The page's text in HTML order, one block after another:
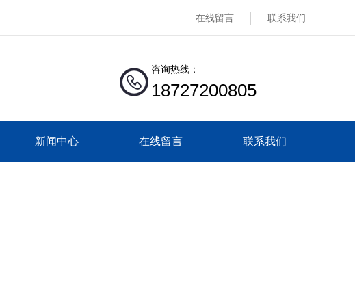
在线留言 联系我们
咨询热线：
18727200805
新闻中心 在线留言 联系我们